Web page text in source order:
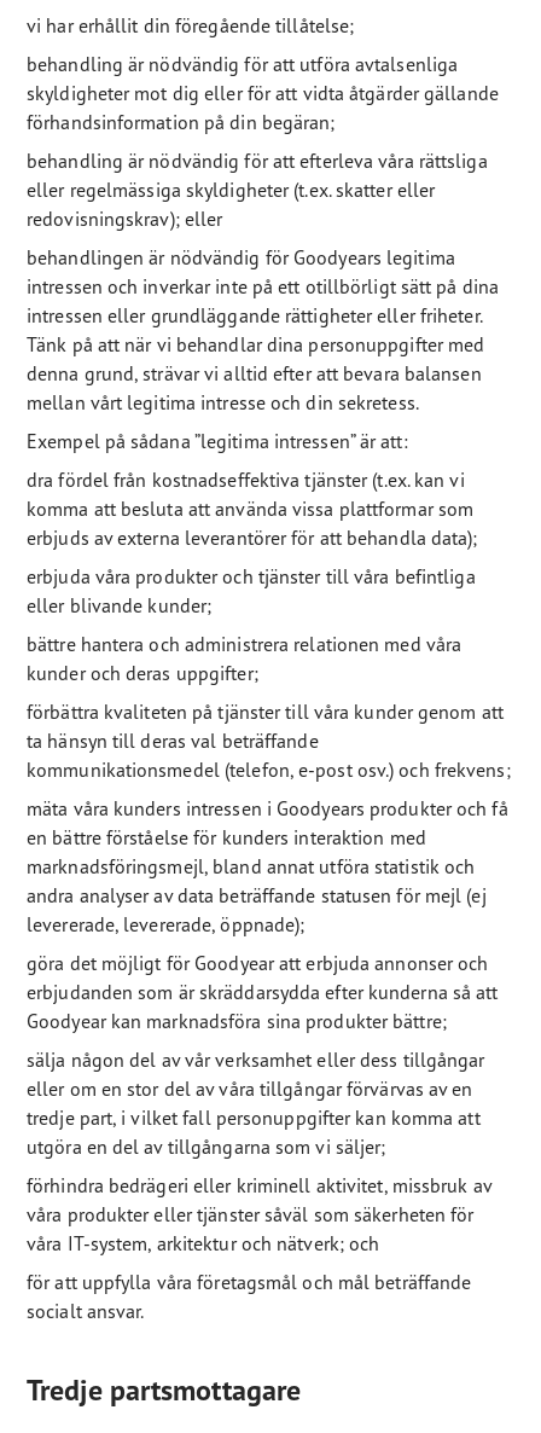
vi har erhållit din föregående tillåtelse;
behandling är nödvändig för att utföra avtalsenliga
skyldigheter mot dig eller för att vidta åtgärder gällande
förhandsinformation på din begäran;
behandling är nödvändig för att efterleva våra rättsliga
eller regelmässiga skyldigheter (t.ex. skatter eller
redovisningskrav); eller
behandlingen är nödvändig för Goodyears legitima
intressen och inverkar inte på ett otillbörligt sätt på dina
intressen eller grundläggande rättigheter eller friheter.
Tänk på att när vi behandlar dina personuppgifter med
denna grund, strävar vi alltid efter att bevara balansen
mellan vårt legitima intresse och din sekretess.
Exempel på sådana ”legitima intressen” är att:
dra fördel från kostnadseffektiva tjänster (t.ex. kan vi
komma att besluta att använda vissa plattformar som
erbjuds av externa leverantörer för att behandla data);
erbjuda våra produkter och tjänster till våra befintliga
eller blivande kunder;
bättre hantera och administrera relationen med våra
kunder och deras uppgifter;
förbättra kvaliteten på tjänster till våra kunder genom att
ta hänsyn till deras val beträffande
kommunikationsmedel (telefon, e-post osv.) och frekvens;
mäta våra kunders intressen i Goodyears produkter och få
en bättre förståelse för kunders interaktion med
marknadsföringsmejl, bland annat utföra statistik och
andra analyser av data beträffande statusen för mejl (ej
levererade, levererade, öppnade);
göra det möjligt för Goodyear att erbjuda annonser och
erbjudanden som är skräddarsydda efter kunderna så att
Goodyear kan marknadsföra sina produkter bättre;
sälja någon del av vår verksamhet eller dess tillgångar
eller om en stor del av våra tillgångar förvärvas av en
tredje part, i vilket fall personuppgifter kan komma att
utgöra en del av tillgångarna som vi säljer;
förhindra bedrägeri eller kriminell aktivitet, missbruk av
våra produkter eller tjänster såväl som säkerheten för
våra IT-system, arkitektur och nätverk; och
för att uppfylla våra företagsmål och mål beträffande
socialt ansvar.
Tredje partsmottagare